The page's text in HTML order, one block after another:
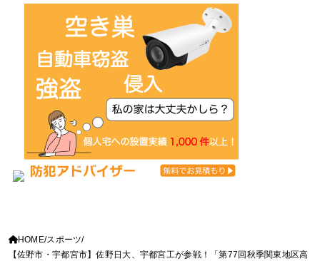
HOME スポーツ
【佐野市・宇都宮市】佐野日大、宇都宮工が参戦！「第77回秋季関東地区高